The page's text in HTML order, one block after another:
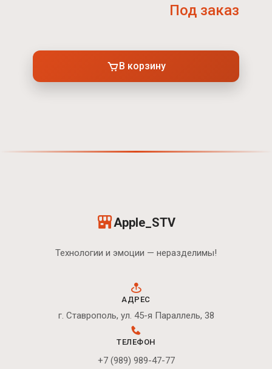
Под заказ
В корзину
Apple_STV
Технологии и эмоции — неразделимы!
АДРЕС
г. Ставрополь, ул. 45-я Параллель, 38
ТЕЛЕФОН
+7 (989) 989-47-77